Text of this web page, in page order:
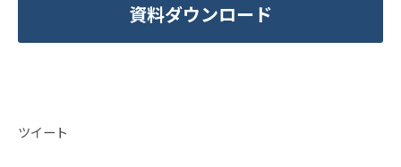
資料ダウンロード
ツイート